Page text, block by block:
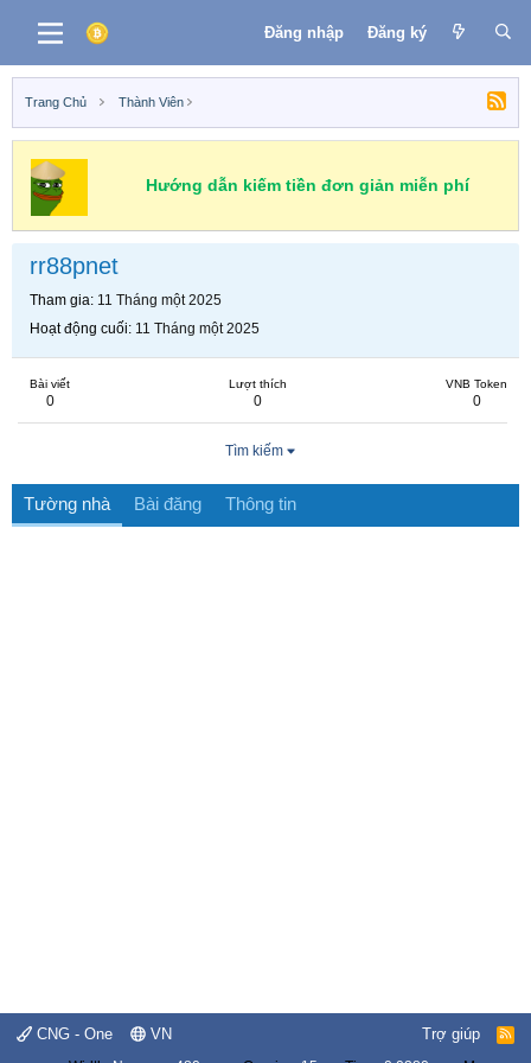
Đăng nhập Đăng ký
Trang Chủ Thành Viên
Hướng dẫn kiếm tiền đơn giản miễn phí
rr88pnet
Tham gia 11 Tháng một 2025
Hoạt động cuối 11 Tháng một 2025
Bài viết
0
Lượt thích
0
VNB Token
0
Tìm kiếm
Tường nhà Bài đăng Thông tin
CNG - One VN Trợ giúp
R